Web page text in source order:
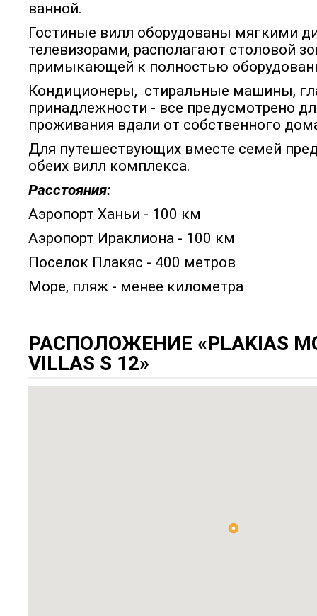
ванной.
Гостиные вилл оборудованы мягкими
телевизорами, располагают столовой
примыкающей к полностью
Кондиционеры, стиральные машины,
принадлежности - все предусмотрено
проживания вдали от собственного
Для путешествующих вместе семей
обеих вилл комплекса.
Расстояния:
Аэропорт Ханьи - 100 км
Аэропорт Ираклиона - 100 км
Поселок Плакяс - 400 метров
Море, пляж - менее километра
РАСПОЛОЖЕНИЕ «PLAKIAS
VILLAS S 12»